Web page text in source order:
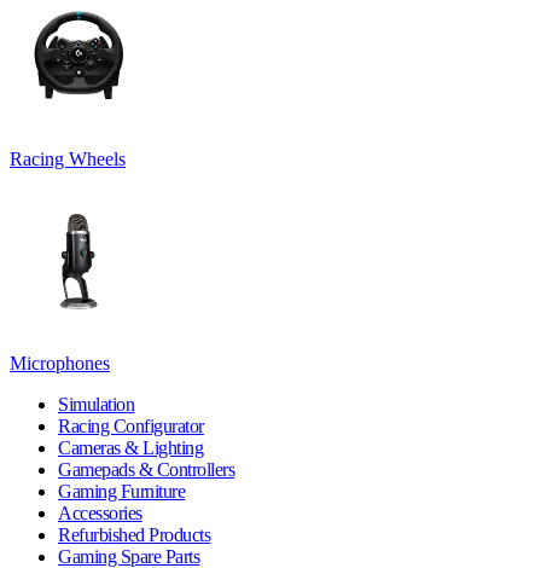
Racing Wheels
Microphones
Simulation
Racing Configurator
Cameras & Lighting
Gamepads & Controllers
Gaming Furniture
Accessories
Refurbished Products
Gaming Spare Parts